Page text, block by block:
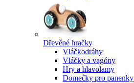
Dřevěné hračky
Vláčkodráhy
Vláčky a vagóny
Hry a hlavolamy
Domečky pro panenky